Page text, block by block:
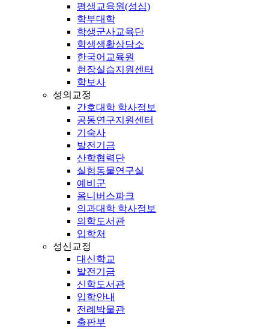
평생교육원(성심)
학부대학
학생군사교육단
학생생활상담소
한국어교육원
현장실습지원센터
학보사
성의교정
간호대학 학사정보
공동연구지원센터
기숙사
발전기금
산학협력단
실험동물연구실
예비군
옴니버스파크
의과대학 학사정보
의학도서관
입학처
성신교정
대신학교
발전기금
신학도서관
입학안내
전례박물관
출판부